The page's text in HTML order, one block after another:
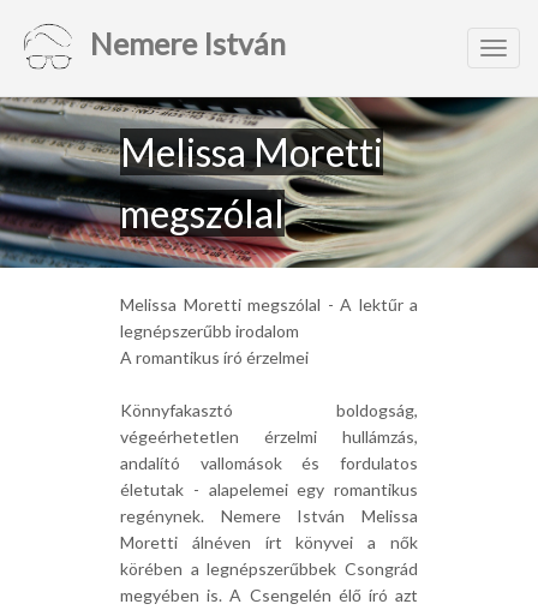
Nemere István
Melissa Moretti
megszólal
Melissa Moretti megszólal - A lektűr a
legnépszerűbb irodalom
A romantikus író érzelmei
Könnyfakasztó boldogság,
végeérhetetlen érzelmi hullámzás,
andalító vallomások és fordulatos
életutak - alapelemei egy romantikus
regénynek. Nemere István Melissa
Moretti álnéven írt könyvei a nők
körében a legnépszerűbbek Csongrád
megyében is. A Csengelén élő író azt